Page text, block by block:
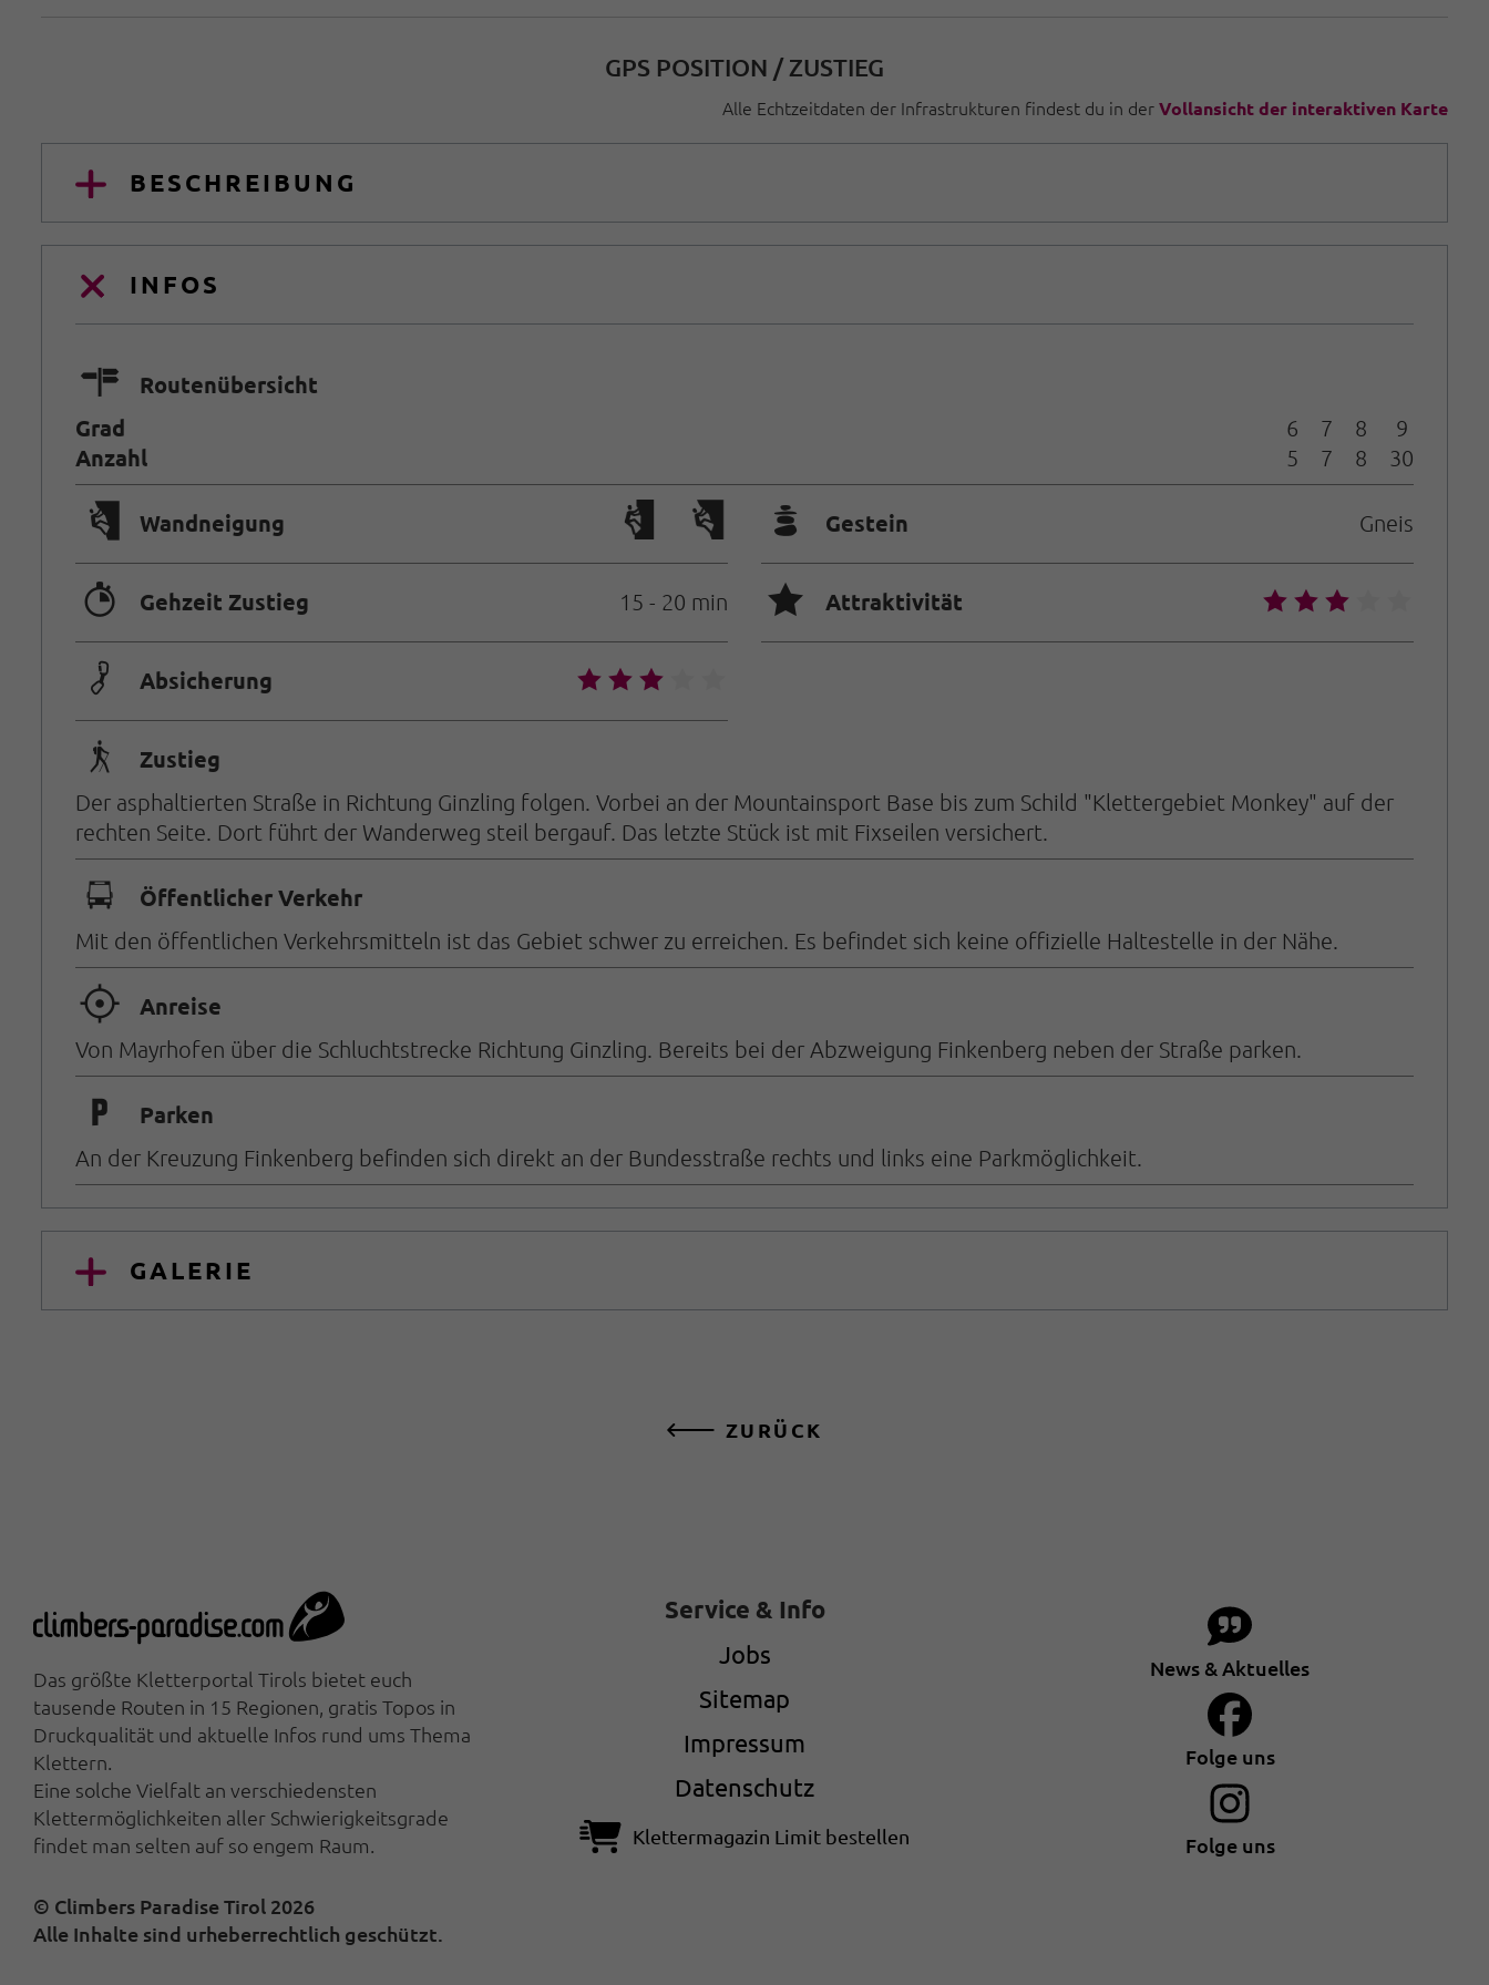
GPS POSITION / ZUSTIEG
Alle Echtzeitdaten der Infrastrukturen findest du in derVollansicht der interaktiven Karte
BESCHREIBUNG
INFOS
🍫
Routenübersicht
Grad
Anzahl
6
5
7
7
8
8
9
30
🅩 Wandneigung 🞾 Gestein Gneis
🐲 Gehzeit Zustieg 15 - 20 min 🞙 Attraktivität 🞙🞙🞙
🟏 Absicherung 🞙🞙🞙
🛬 Zustieg
Der asphaltierten Straße in Richtung Ginzling folgen. Vorbei an der Mountainsport Base bis zum Schild "Klettergebiet Monkey" auf der
rechten Seite. Dort führt der Wanderweg steil bergauf. Das letzte Stück ist mit Fixseilen versichert.
🕞 Öffentlicher Verkehr
Mit den öffentlichen Verkehrsmitteln ist das Gebiet schwer zu erreichen. Es befindet sich keine offizielle Haltestelle in der Nähe.
🞞 Anreise
Von Mayrhofen über die Schluchtstrecke Richtung Ginzling. Bereits bei der Abzweigung Finkenberg neben der Straße parken.
🐈 Parken
An der Kreuzung Finkenberg befinden sich direkt an der Bundesstraße rechts und links eine Parkmöglichkeit.
GALERIE
ZURÜCK
Das größte Kletterportal Tirols bietet euch
tausende Routen in 15 Regionen, gratis Topos in
Druckqualität und aktuelle Infos rund ums Thema
Klettern.
Eine solche Vielfalt an verschiedensten
Klettermöglichkeiten aller Schwierigkeitsgrade
findet man selten auf so engem Raum.
Service & Info
Jobs
Sitemap
Impressum
Datenschutz
Klettermagazin Limit bestellen
News & Aktuelles
Folge uns
Folge uns
© Climbers Paradise Tirol 2026
Alle Inhalte sind urheberrechtlich geschützt.